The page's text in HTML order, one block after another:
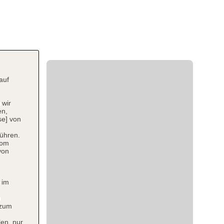
wir
von
nur